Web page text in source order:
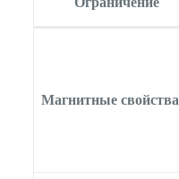
Магнитные свойства